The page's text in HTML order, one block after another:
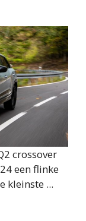
crossover
een flinke
kleinste ...